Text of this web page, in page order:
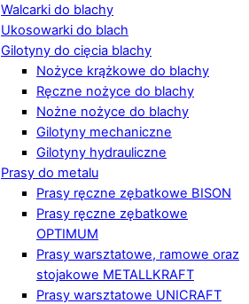
Walcarki do blachy
Ukosowarki do blach
Gilotyny do cięcia blachy
Nożyce krążkowe do blachy
Ręczne nożyce do blachy
Nożne nożyce do blachy
Gilotyny mechaniczne
Gilotyny hydrauliczne
Prasy do metalu
Prasy ręczne zębatkowe BISON
Prasy ręczne zębatkowe
OPTIMUM
Prasy warsztatowe, ramowe oraz
stojakowe METALLKRAFT
Prasy warsztatowe UNICRAFT